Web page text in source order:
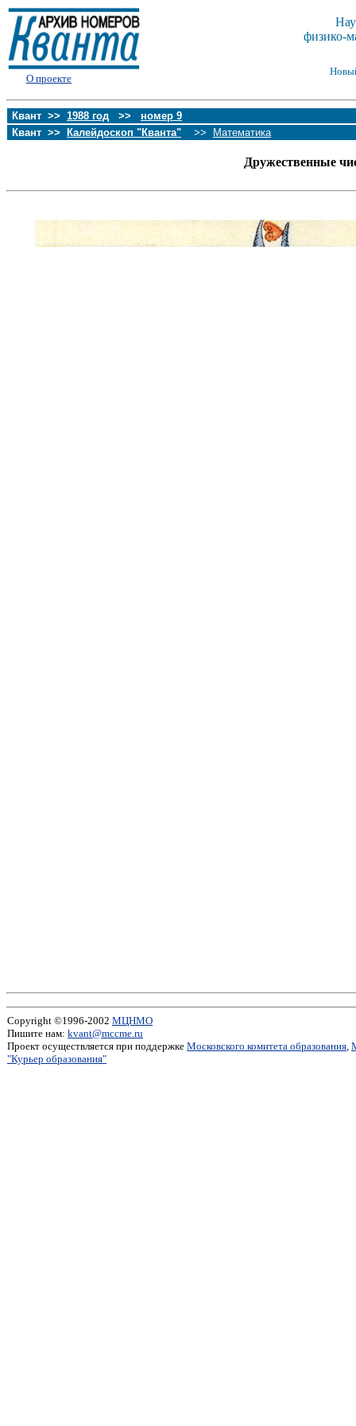
О проекте
физико-
Квант >> 1988 год >> номер 9
Квант >>
Калейдоскоп "Кванта" >> Математика
Дружественные
Copyright ©1996-2002 МЦНМО
Пишите нам: kvant@mccme.ru
Проект осуществляется при поддержке Московского комитета образования,
"Курьер образования"